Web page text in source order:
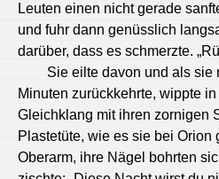
Leuten einen nicht gerade
und fuhr dann genüsslich
darüber, dass es schmerzte.
Sie eilte davon und als sie
Minuten zurückkehrte, wippte
Gleichklang mit ihren zornigen
Plastetüte, wie es sie bei Orion
Oberarm, ihre Nägel bohrten